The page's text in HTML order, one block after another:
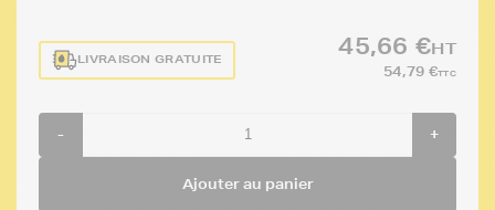
LIVRAISON GRATUITE
45,66 €HT
54,79 €TTC
- +
Ajouter au panier